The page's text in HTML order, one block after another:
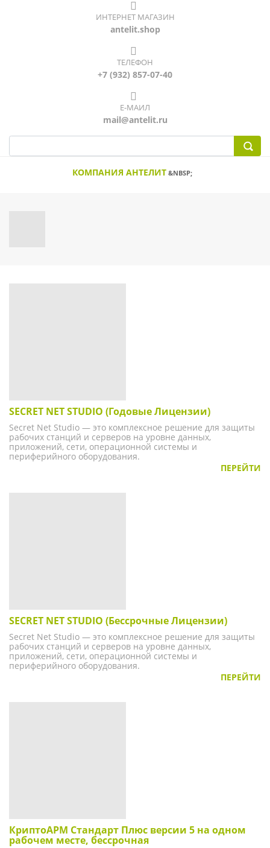
ИНТЕРНЕТ МАГАЗИН
antelit.shop
ТЕЛЕФОН
+7 (932) 857-07-40
Е-МАИЛ
mail@antelit.ru
КОМПАНИЯ АНТЕЛИТ &NBSP;
SECRET NET STUDIO (Годовые Лицензии)
Secret Net Studio — это комплексное решение для защиты
рабочих станций и серверов на уровне данных,
приложений, сети, операционной системы и
периферийного оборудования.
ПЕРЕЙТИ
SECRET NET STUDIO (Бессрочные Лицензии)
Secret Net Studio — это комплексное решение для защиты
рабочих станций и серверов на уровне данных,
приложений, сети, операционной системы и
периферийного оборудования.
ПЕРЕЙТИ
КриптоАРМ Стандарт Плюс версии 5 на одном
рабочем месте, бессрочная